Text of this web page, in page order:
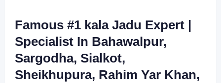
Famous #1 kala Jadu Expert |
Specialist In Bahawalpur,
Sargodha, Sialkot,
Sheikhupura, Rahim Yar Khan,